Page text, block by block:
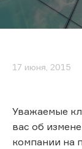
17 июня, 2015
Уважаемые
вас об
компании на